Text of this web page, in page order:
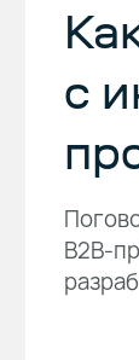
с
B2B-